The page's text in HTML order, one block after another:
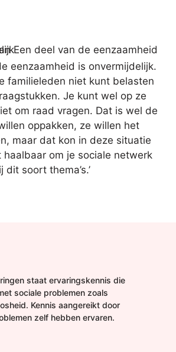
eenzaamheid is onvermijdelijk.
familieleden niet kunt belasten
Je kunt wel op ze
om raad vragen. Dat is wel de
oppakken, ze willen het
maar dat kon in deze situatie
haalbaar om je sociale netwerk
soort thema’s.’
staat ervaringskennis die
sociale problemen zoals
Kennis aangereikt door
zelf hebben ervaren.